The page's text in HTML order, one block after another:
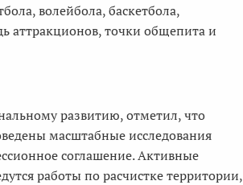
волейбола, баскетбола,
аттракционов, точки общепита и
развитию, отметил, что
масштабные исследования
соглашение. Активные
работы по расчистке территории,